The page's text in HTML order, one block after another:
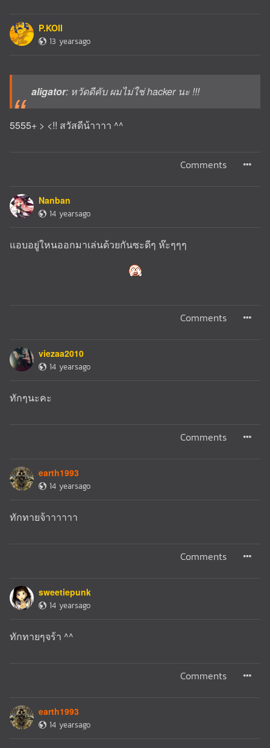
P.KOII
13 yearsago
aligator: หวัดดีคับ ผมไม่ใช่ hacker นะ !!!
5555+ > <!! สวัสดีน้าาาา ^^
Comments
Nanban
14 yearsago
แอบอยู่ใหนออกมาเล่นด้วยกันซะดีๆ ห๊ะๆๆๆ
Comments
viezaa2010
14 yearsago
ทักๆนะคะ
Comments
earth1993
14 yearsago
ทักทายจ้าาาาาา
Comments
sweetiepunk
14 yearsago
ทักทายๆจร้า ^^
Comments
earth1993
14 yearsago